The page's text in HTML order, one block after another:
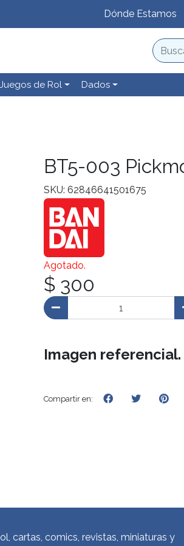
Dónde Estamos
Juegos de Rol Dados
BT5-003
SKU: 62846641501675
Agotado.
$ 300
Imagen referencial.
Compartir en:
cartas, comics, revistas, miniaturas y